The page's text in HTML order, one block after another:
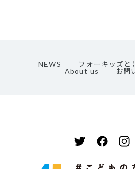
NEWS フォーキッズと
About us
お問